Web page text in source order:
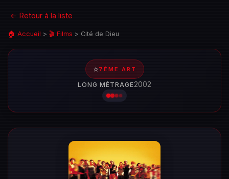
← Retour à la liste
🏠 Accueil > 🎬 Films > Cité de Dieu
⭐7ÈME ART
LONG MÉTRAGE2002